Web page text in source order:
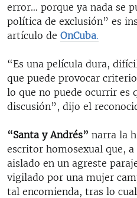
error… porque ya nada se
política de exclusión” es
artículo de OnCuba.
“Es una película dura,
que puede provocar
lo que no puede ocurrir es
discusión”, dijo el
“Santa y Andrés” narra la
escritor homosexual que,
aislado en un agreste
vigilado por una mujer
tal encomienda, tras lo